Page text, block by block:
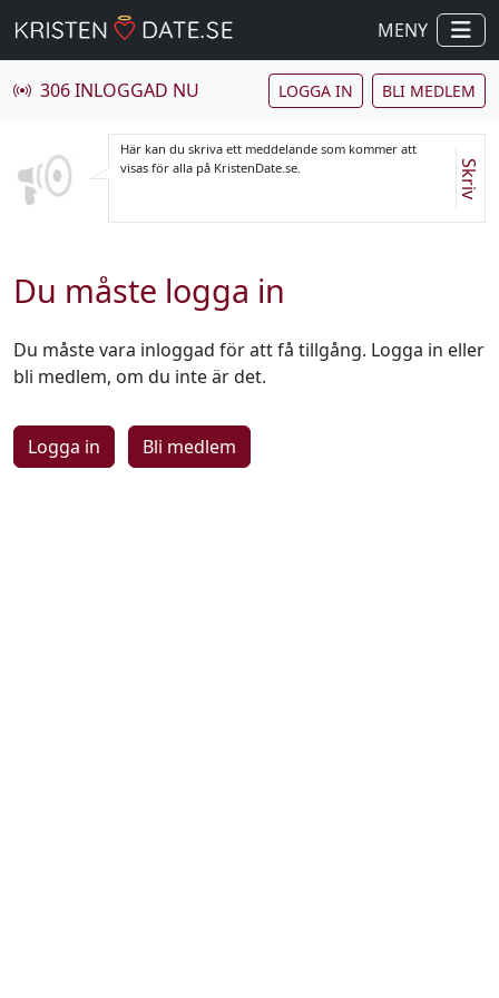
MENY
306 INLOGGAD NU LOGGA IN BLI MEDLEM
Här kan du skriva ett meddelande som kommer att
visas för alla på KristenDate.se.
Skriv
Du måste logga in
Du måste vara inloggad för att få tillgång. Logga in eller
bli medlem, om du inte är det.
Logga in